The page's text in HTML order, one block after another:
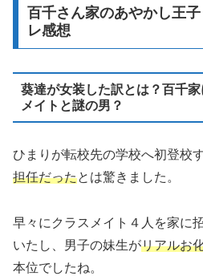
百千さん家のあやかし王
レ感想
葵達が女装した訳とは？百千
メイトと謎の男？
ひまりが転校先の学校へ初登校す
担任だったとは驚きました。
早々にクラスメイト４人を家に
いたし、男子の妹生がリアルお
本位でしたね。